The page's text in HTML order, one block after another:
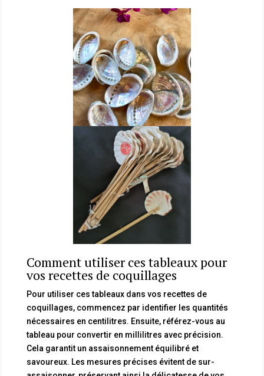
Comment utiliser ces tableaux pour
vos recettes de coquillages
Pour utiliser ces tableaux dans vos recettes de
coquillages, commencez par identifier les quantités
nécessaires en centilitres. Ensuite, référez-vous au
tableau pour convertir en millilitres avec précision.
Cela garantit un assaisonnement équilibré et
savoureux. Les mesures précises évitent de sur-